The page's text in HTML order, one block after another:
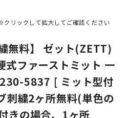
クリックして拡大してご確認ください
無料】 ゼット(ZETT)
式ファーストミット 一
5837 [ ミット型付
刺繍2ヶ所無料(単色の
きの場合、1ヶ所